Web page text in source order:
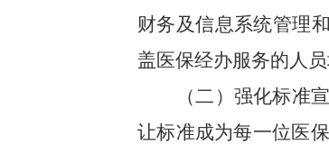
财务及信息系统管理
盖医保经办服务的人
（二）强化标准
让标准成为每一位医